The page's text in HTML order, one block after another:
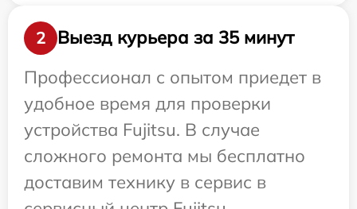
2
Выезд курьера за 35 минут
Профессионал с опытом приедет в
удобное время для проверки
устройства Fujitsu. В случае
сложного ремонта мы бесплатно
доставим технику в сервис в